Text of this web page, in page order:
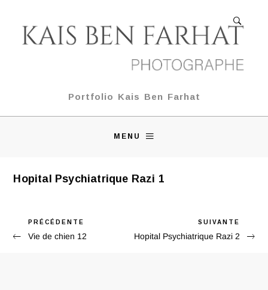
Portfolio Kais Ben Farhat
MENU
Hopital Psychiatrique Razi 1
Navigation
Previous
Post
PRÉCÉDENTE
Vie de chien 12
Post
SUIVANTE
Hopital Psychiatrique Razi 2